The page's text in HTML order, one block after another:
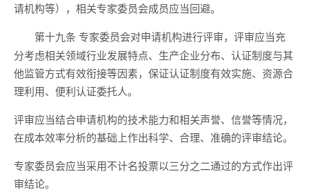
请机构等），相关专家委员会成员应当回避。
第十九条 专家委员会对申请机构进行评审，评审应当充
分考虑相关领域行业发展特点、生产企业分布、认证制度与其
他监管方式有效衔接等因素，保证认证制度有效实施、资源合
理利用、便利认证委托人。
评审应当结合申请机构的技术能力和相关声誉、信誉等情况，
在成本效率分析的基础上作出科学、合理、准确的评审结论。
专家委员会应当采用不计名投票以三分之二通过的方式作出评
审结论。